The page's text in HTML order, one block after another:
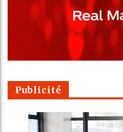
Publicité